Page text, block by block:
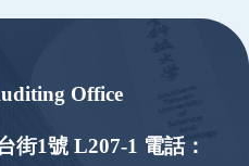
Office
街1號 L207-1 電話：